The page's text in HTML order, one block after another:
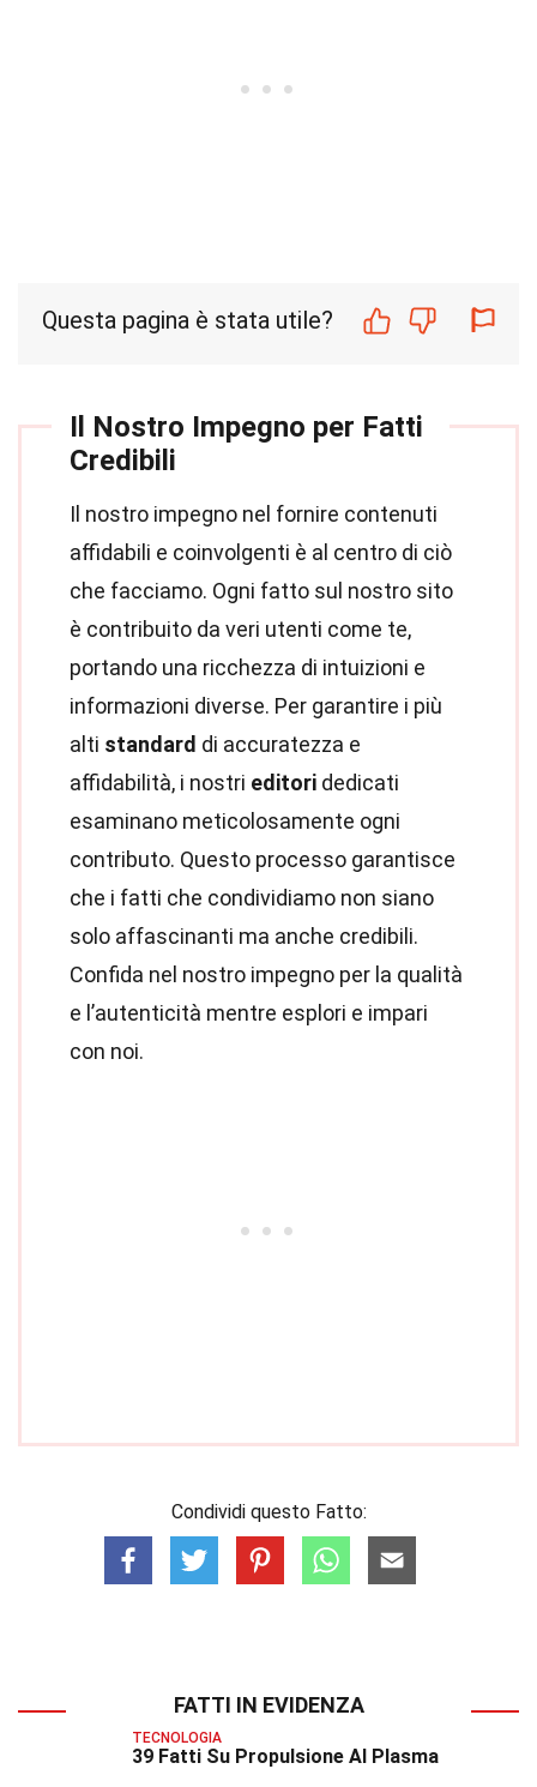
Questa pagina è stata utile?
Il Nostro Impegno per Fatti
Credibili
Il nostro impegno nel fornire contenuti
affidabili e coinvolgenti è al centro di ciò
che facciamo. Ogni fatto sul nostro sito
è contribuito da veri utenti come te,
portando una ricchezza di intuizioni e
informazioni diverse. Per garantire i più
alti standard di accuratezza e
affidabilità, i nostri editori dedicati
esaminano meticolosamente ogni
contributo. Questo processo garantisce
che i fatti che condividiamo non siano
solo affascinanti ma anche credibili.
Confida nel nostro impegno per la qualità
e l’autenticità mentre esplori e impari
con noi.
Condividi questo Fatto:
FATTI IN EVIDENZA
TECNOLOGIA
39 Fatti Su Propulsione Al Plasma